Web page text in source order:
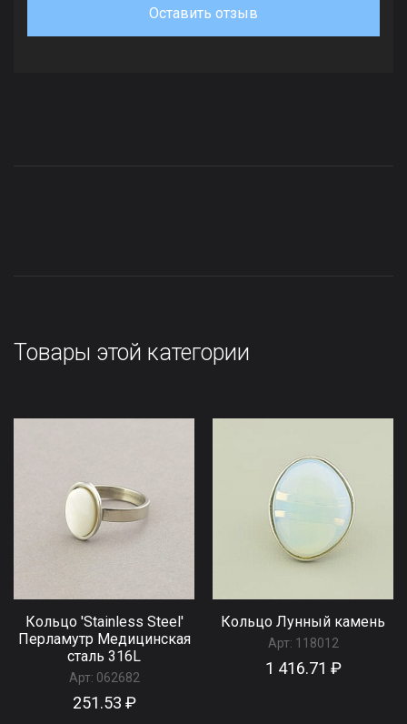
Оставить отзыв
Товары этой категории
Кольцо 'Stainless Steel'
Перламутр Медицинская
сталь 316L
Арт: 062682
251.53 ₽
Кольцо Лунный камень
Арт: 118012
1 416.71 ₽